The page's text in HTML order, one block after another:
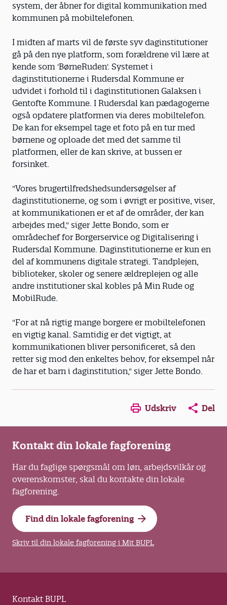
system, der åbner for digital kommunikation med
kommunen på mobiltelefonen.
I midten af marts vil de første syv daginstitutioner
gå på den nye platform, som forældrene vil lære at
kende som 'BørneRuden'. Systemet i
daginstitutionerne i Rudersdal Kommune er
udvidet i forhold til i daginstitutionen Galaksen i
Gentofte Kommune. I Rudersdal kan pædagogerne
også opdatere platformen via deres mobiltelefon.
De kan for eksempel tage et foto på en tur med
børnene og oploade det med det samme til
platformen, eller de kan skrive, at bussen er
forsinket.
"Vores brugertilfredshedsundersøgelser af
daginstitutionerne, og som i øvrigt er positive, viser,
at kommunikationen er et af de områder, der kan
arbejdes med," siger Jette Bondo, som er
områdechef for Borgerservice og Digitalisering i
Rudersdal Kommune. Daginstitutionerne er kun en
del af kommunens digitale strategi. Tandplejen,
biblioteker, skoler og senere ældreplejen og alle
andre institutioner skal kobles på Min Rude og
MobilRude.
"For at nå rigtig mange borgere er mobiltelefonen
en vigtig kanal. Samtidig er det vigtigt, at
kommunikationen bliver personificeret, så den
retter sig mod den enkeltes behov, for eksempel når
de har et barn i daginstitution," siger Jette Bondo.
Opens in a new window
Opens in a new
Opens in
Udskriv Del
Kontakt din lokale fagforening
Har du faglige spørgsmål om løn, arbejdsvilkår og
overenskomster, skal du kontakte din lokale
fagforening.
Find din lokale fagforening
Skriv til din lokale fagforening i Mit BUPL
Kontakt BUPL